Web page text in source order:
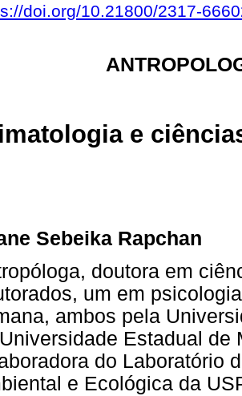
doi.org/10.21800/2317-
e
Sebeika Rapchan
doutora em
um em
ambos pela
Estadual de
do Laboratório
e Ecológica da